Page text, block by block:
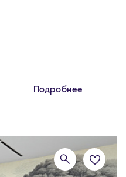
Подробнее